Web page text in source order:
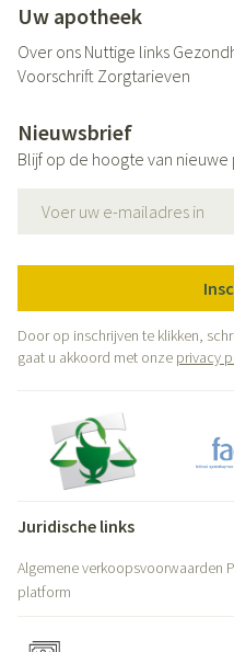
Uw apotheek
Over ons Nuttige links
Voorschrift Zorgtarieven
Nieuwsbrief
Blijf op de hoogte van
Door op inschrijven te klikken,
gaat u akkoord met onze privacy
Juridische links
Algemene verkoopsvoorwaarden
platform